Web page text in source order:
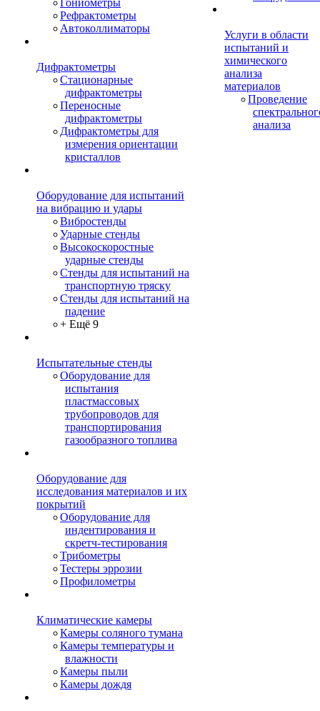
Гониометры
Рефрактометры
Автоколлиматоры
Дифрактометры
Стационарные
дифрактометры
Переносные
дифрактометры
Дифрактометры для
измерения ориентации
кристаллов
Оборудование для испытаний
на вибрацию и удары
Вибростенды
Ударные стенды
Высокоскоростные
ударные стенды
Стенды для испытаний на
транспортную тряску
Стенды для испытаний на
падение
+ Ещё 9
Испытательные стенды
Оборудование для
испытания
пластмассовых
трубопроводов для
транспортирования
газообразного топлива
Оборудование для
исследования материалов и их
покрытий
Оборудование для
индентирования и
скретч-тестирования
Трибометры
Тестеры эррозии
Профилометры
Климатические камеры
Камеры соляного тумана
Камеры температуры и
влажности
Камеры пыли
Камеры дождя
Услуги в области
испытаний и
химического
анализа
материалов
Проведение
анализа